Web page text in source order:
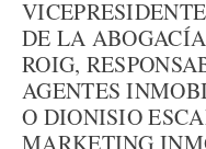
DE LA
ROIG,
AGENTES
O DIONISIO
MARKETING